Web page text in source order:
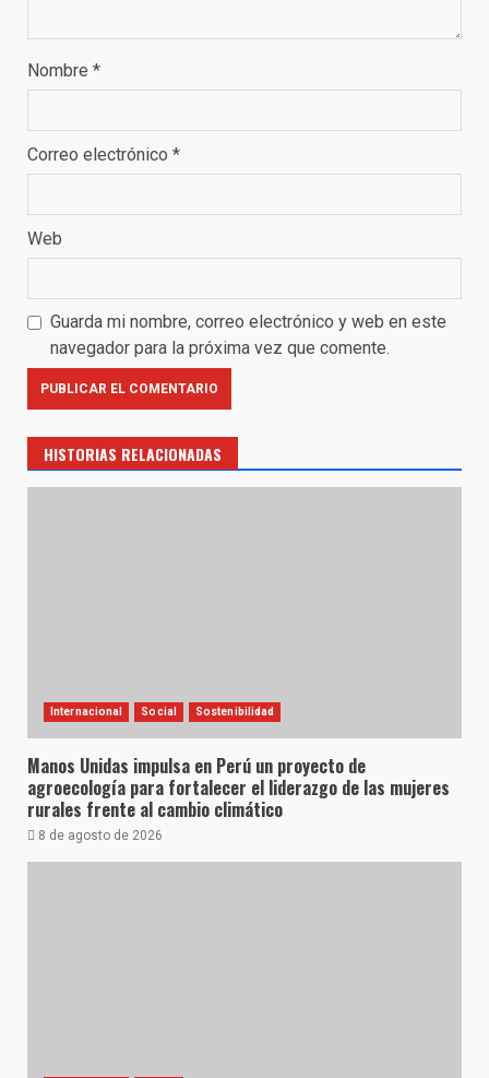
Nombre *
Correo electrónico *
Web
Guarda mi nombre, correo electrónico y web en este
navegador para la próxima vez que comente.
HISTORIAS RELACIONADAS
Internacional Social Sostenibilidad
Manos Unidas impulsa en Perú un proyecto de
agroecología para fortalecer el liderazgo de las mujeres
rurales frente al cambio climático
8 de agosto de 2026